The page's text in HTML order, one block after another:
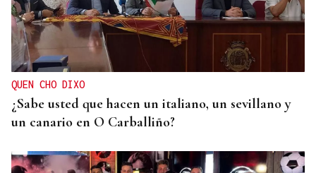
HELICOPTERO MEDICALIZADO
Un motorista en estado grave tras una colisión en
Velle
QUEN CHO DIXO
¿Sabe usted que hacen un italiano, un sevillano y
un canario en O Carballiño?